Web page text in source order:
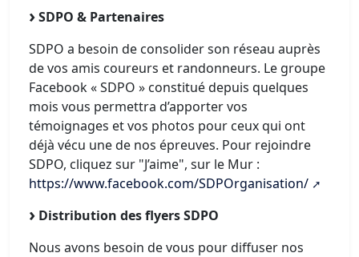
SDPO & Partenaires
SDPO a besoin de consolider son réseau auprès
de vos amis coureurs et randonneurs. Le groupe
Facebook « SDPO » constitué depuis quelques
mois vous permettra d’apporter vos
témoignages et vos photos pour ceux qui ont
déjà vécu une de nos épreuves. Pour rejoindre
SDPO, cliquez sur "J’aime", sur le Mur :
https://www.facebook.com/SDPOrganisation/
Distribution des flyers SDPO
Nous avons besoin de vous pour diffuser nos